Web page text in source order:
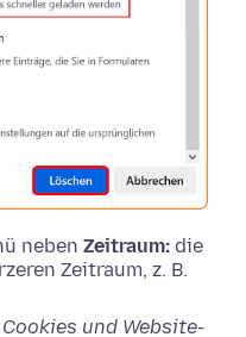
neben Zeitraum: die
Zeitraum, z. B.
Cookies und Website-